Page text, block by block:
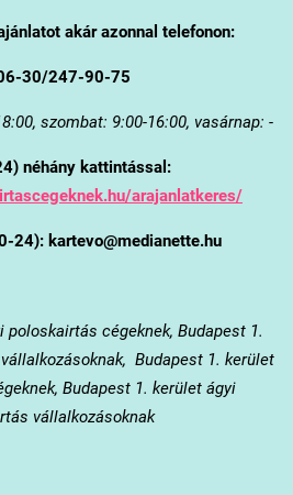
akár azonnal telefonon:
30/247-90-75
szombat: 9:00-16:00, vasárnap: -
néhány kattintással:
arajanlatkeres/
24): kartevo@medianette.hu
poloskairtás cégeknek, Budapest 1.
Budapest 1. kerület
Budapest 1. kerület ágyi
vállalkozásoknak